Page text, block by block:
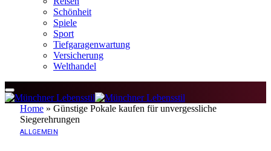
Schönheit
Spiele
Sport
Tiefgaragenwartung
Versicherung
Welthandel
Home » Günstige Pokale kaufen für unvergessliche
Siegerehrungen
ALLGEMEIN